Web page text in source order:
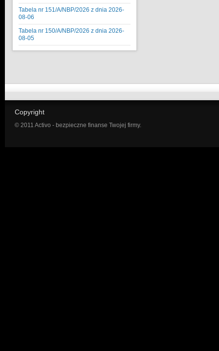
Tabela nr 151/A/NBP/2026 z dnia 2026-
08-06
Tabela nr 150/A/NBP/2026 z dnia 2026-
08-05
Copyright
© 2011 Activo - bezpieczne finanse Twojej firmy.